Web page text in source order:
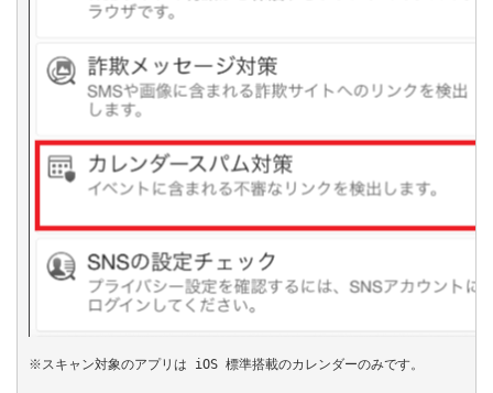
※スキャン対象のアプリは iOS 標準搭載のカレンダーのみです。